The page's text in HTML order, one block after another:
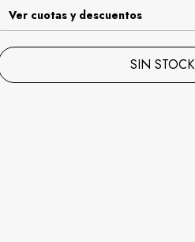
Ver cuotas y descuentos
SIN STOCK